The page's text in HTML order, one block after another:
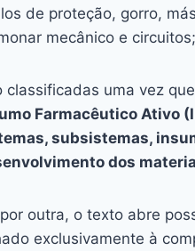
de proteção, gorro,
mecânico e
classificadas uma vez
Farmacêutico Ativo
subsistemas,
dos
outra, o texto abre
exclusivamente à